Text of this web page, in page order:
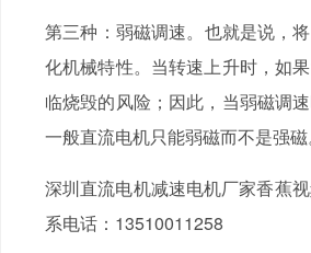
第三种：弱磁调速。也就是说
化机械特性。当转速上升时
临烧毁的风险；因此，当弱磁调
一般直流电机只能弱磁而不是强磁
深圳直流电机减速电机厂家香蕉
系电话：13510011258